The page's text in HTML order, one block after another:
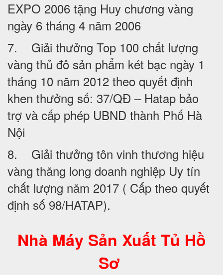
EXPO 2006 tặng Huy chương vàng
ngày 6 tháng 4 năm 2006
7. Giải thưởng Top 100 chất lượng
vàng thủ đô sản phẩm két bạc ngày 1
tháng 10 năm 2012 theo quyết định
khen thưởng số: 37/QĐ – Hatap bảo
trợ và cấp phép UBND thành Phố Hà
Nội
8. Giải thưởng tôn vinh thương hiệu
vàng thăng long doanh nghiệp Uy tín
chất lượng năm 2017 ( Cấp theo quyết
định số 98/HATAP).
Nhà Máy Sản Xuất Tủ Hồ
Sơ